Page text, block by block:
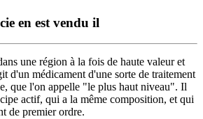
en est vendu il
une région à la fois de haute valeur et
d'un médicament d'une sorte de traitement
que l'on appelle "le plus haut niveau". Il
actif, qui a la même composition, et qui
de premier ordre.